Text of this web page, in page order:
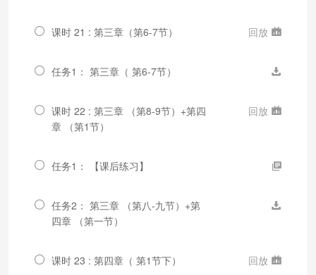
课时 21 : 第三章（第6-7节） 回放
任务1： 第三章（ 第6-7节）
课时 22 : 第三章 （第8-9节）+第四
章 （第1节）
回放
任务1： 【课后练习】
任务2： 第三章 （第八-九节）+第
四章 （第一节）
课时 23 : 第四章（ 第1节下） 回放